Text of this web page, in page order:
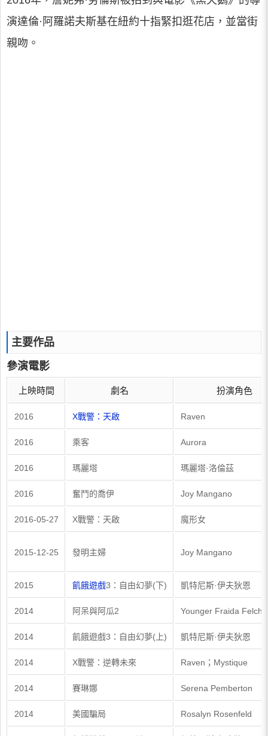
演達倫·阿羅諾夫斯基在紐約十指緊扣逛花店，並當街
親吻。
主要作品
參演電影
上映時間 劇名 扮演角色
2016 X戰警：天啟 Raven
2016 乘客 Aurora
2016 瑪麗塔 瑪麗塔·洛倫茲
2016 奮鬥的喬伊 Joy Mangano
2016-05-27 X戰警：天啟 魔形女
2015-12-25 發明主婦 Joy Mangano
2015 飢餓遊戲3：自由幻夢(下) 凱特尼斯·伊夫狄恩
2014 阿呆與阿瓜2 Younger Fraida
2014 飢餓遊戲3：自由幻夢(上) 凱特尼斯·伊夫狄恩
2014 X戰警：逆轉未來 Raven；Mystique
2014 賽琳娜 Serena Pemberton
2014 美國騙局 Rosalyn Rosenfeld